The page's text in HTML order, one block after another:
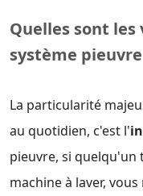
Quelles sont
système pieuvre
La particularité
au quotidien, c'est l'
pieuvre, si quelqu'un
machine à laver,